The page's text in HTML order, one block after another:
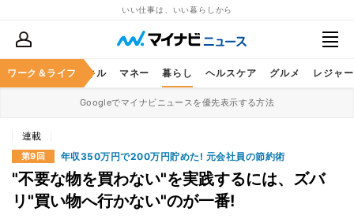
いい仕事は、いい暮らしから
ワーク＆ライフ
ア ビジネススキル マネー 暮らし ヘルスケア グルメ レジャー
Googleでマイナビニュースを優先表示する方法
連載
第9回 年収350万円で200万円貯めた! 元会社員の節約術
"不要な物を買わない"を実践するには、ズバ
リ"買い物へ行かない"のが一番!